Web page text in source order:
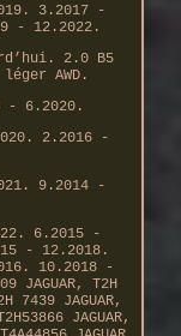
3.2017 -
- 12.2022.
2.0 B5
AWD.
- 6.2020.
2.2016 -
9.2014 -
6.2015 -
- 12.2018.
10.2018 -
JAGUAR, T2H
7439 JAGUAR,
JAGUAR,